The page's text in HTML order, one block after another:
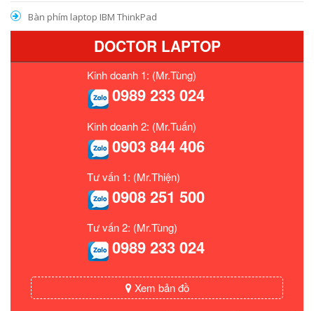
Bàn phím laptop IBM ThinkPad
DOCTOR LAPTOP
Kinh doanh 1: (Mr.Tùng)
0989 233 024
Kinh doanh 2: (Mr.Tuấn)
0903 844 406
Tư vấn 1: (Mr.Thiện)
0908 251 500
Tư vấn 2: (Mr.Tùng)
0989 233 024
Xem bản đồ